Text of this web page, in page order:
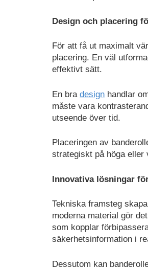
Design och placering
För att få ut maximalt
placering. En väl
effektivt sätt.
En bra design handlar
måste vara
utseende över tid.
Placeringen av
strategiskt på höga eller
Innovativa lösningar
Tekniska framsteg
moderna material gör
som kopplar
säkerhetsinformation i
Dessutom kan